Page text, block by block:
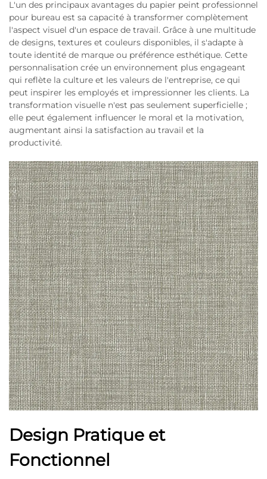
L'un des principaux avantages du papier peint professionnel
pour bureau est sa capacité à transformer complètement
l'aspect visuel d'un espace de travail. Grâce à une multitude
de designs, textures et couleurs disponibles, il s'adapte à
toute identité de marque ou préférence esthétique. Cette
personnalisation crée un environnement plus engageant
qui reflète la culture et les valeurs de l'entreprise, ce qui
peut inspirer les employés et impressionner les clients. La
transformation visuelle n'est pas seulement superficielle ;
elle peut également influencer le moral et la motivation,
augmentant ainsi la satisfaction au travail et la
productivité.
Design Pratique et
Fonctionnel